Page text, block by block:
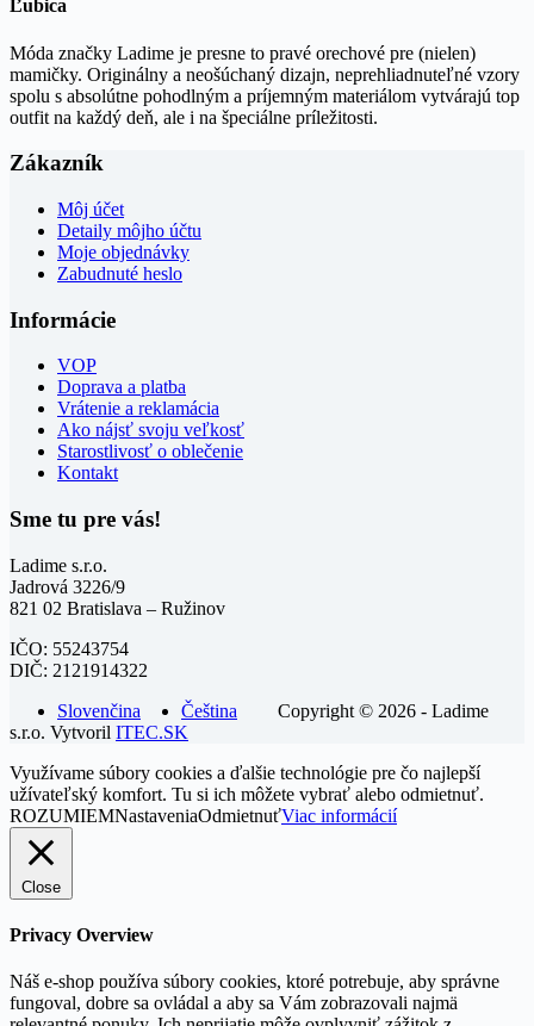
Ľubica
Móda značky Ladime je presne to pravé orechové pre (nielen)
mamičky. Originálny a neošúchaný dizajn, neprehliadnuteľné vzory
spolu s absolútne pohodlným a príjemným materiálom vytvárajú top
outfit na každý deň, ale i na špeciálne príležitosti.
Zákazník
Môj účet
Detaily môjho účtu
Moje objednávky
Zabudnuté heslo
Informácie
VOP
Doprava a platba
Vrátenie a reklamácia
Ako nájsť svoju veľkosť
Starostlivosť o oblečenie
Kontakt
Sme tu pre vás!
Ladime s.r.o.
Jadrová 3226/9
821 02 Bratislava – Ružinov
IČO: 55243754
DIČ: 2121914322
Slovenčina
Čeština
Copyright © 2026 - Ladime
s.r.o. Vytvoril ITEC.SK
Využívame súbory cookies a ďalšie technológie pre čo najlepší
užívateľský komfort. Tu si ich môžete vybrať alebo odmietnuť.
ROZUMIEMNastaveniaOdmietnuťViac informácií
Close
Privacy Overview
Náš e-shop používa súbory cookies, ktoré potrebuje, aby správne
fungoval, dobre sa ovládal a aby sa Vám zobrazovali najmä